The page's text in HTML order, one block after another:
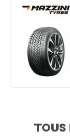
TOUS